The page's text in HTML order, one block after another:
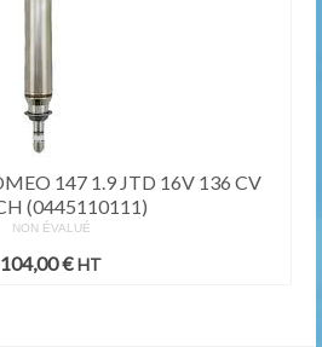
147 1.9 JTD 16V 136 CV
(0445110111)
NON ÉVALUÉ
104,00€ HT